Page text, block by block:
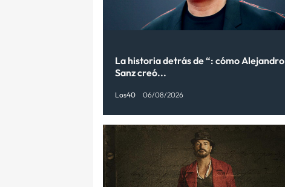
La historia detrás de “: cómo Alejandro
Sanz creó...
Los40 06/08/2026